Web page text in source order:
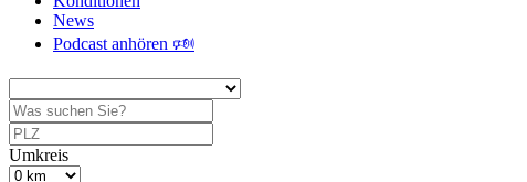
News
Podcast anhören 🕬
Umkreis